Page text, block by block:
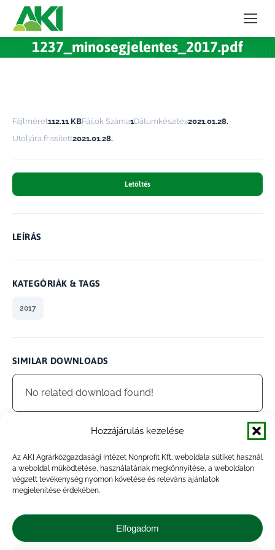
Hozzájárulás kezelése
Az AKI Agrárközgazdasági Intézet Nonprofit Kft. weboldala sütiket használ
a weboldal működtetése, használatának megkönnyítése, a weboldalon
végzett tevékenység nyomon követése és releváns ajánlatok
megjelenítése érdekében.
Elfogadom
1237_minosegjelentes_2017.pdf
Fájlméret112.11 KBFájlok Száma1Dátumkészítés2021.01.28.
Utoljára frissített2021.01.28.
Letöltés
LEÍRÁS
KATEGÓRIÁK & TAGS
2017
SIMILAR DOWNLOADS
No related download found!
admin Updated 2021.01.28.
ShareShareShareShare